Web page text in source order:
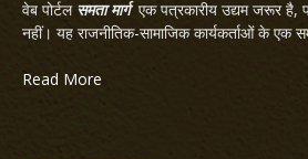
वेब पोर्टल समता मार्गएक पत्रकारीय उद्यम जरूर है,
नहीं। यह राजनीतिक-सामाजिक कार्यकर्ताओं के एक
Read More